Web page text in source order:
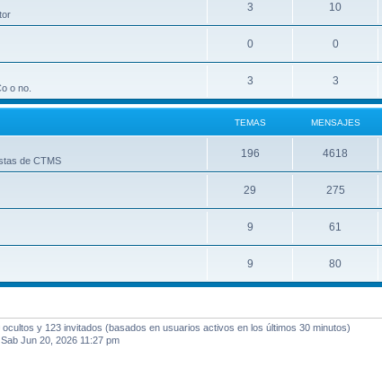
3 10
0 0
o no.
3 3
TEMAS MENSAJES
de CTMS
196 4618
29 275
9 61
9 80
y 123 invitados (basados en usuarios activos en los últimos 30 minutos)
Jun 20, 2026 11:27 pm